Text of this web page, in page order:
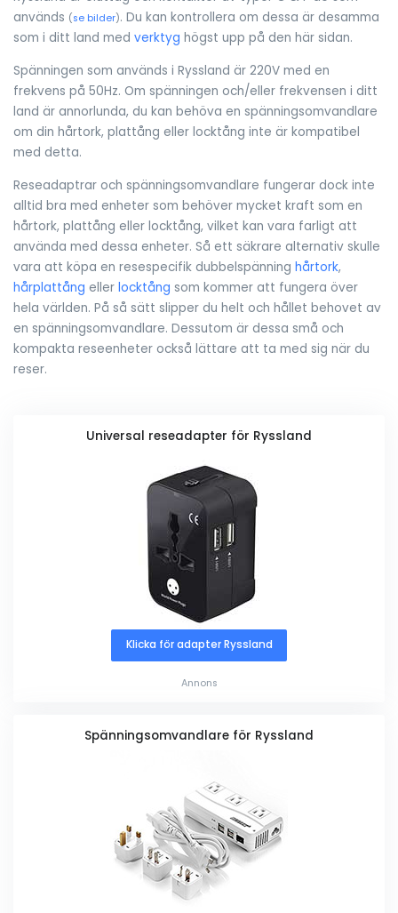
används (se bilder). Du kan kontrollera om dessa är desamma
som i ditt land med verktyg högst upp på den här sidan.
Spänningen som används i Ryssland är 220V med en
frekvens på 50Hz. Om spänningen och/eller frekvensen i ditt
land är annorlunda, du kan behöva en spänningsomvandlare
om din hårtork, plattång eller locktång inte är kompatibel
med detta.
Reseadaptrar och spänningsomvandlare fungerar dock inte
alltid bra med enheter som behöver mycket kraft som en
hårtork, plattång eller locktång, vilket kan vara farligt att
använda med dessa enheter. Så ett säkrare alternativ skulle
vara att köpa en resespecifik dubbelspänning hårtork,
hårplattång eller locktång som kommer att fungera över
hela världen. På så sätt slipper du helt och hållet behovet av
en spänningsomvandlare. Dessutom är dessa små och
kompakta reseenheter också lättare att ta med sig när du
reser.
Universal reseadapter för Ryssland
Klicka för adapter Ryssland
Annons
Spänningsomvandlare för Ryssland